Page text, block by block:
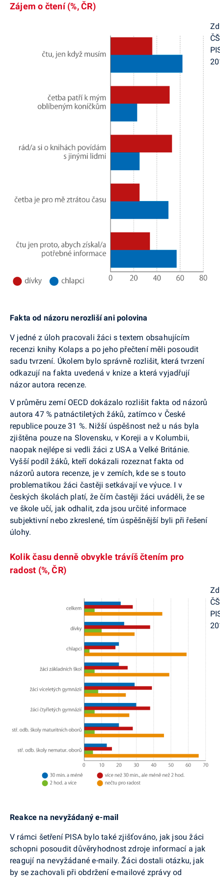
Zájem o čtení (%, ČR)
Fakta od názoru nerozliší ani polovina
V jedné z úloh pracovali žáci s textem obsahujícím
recenzi knihy Kolaps a po jeho přečtení měli posoudit
sadu tvrzení. Úkolem bylo správně rozlišit, která tvrzení
odkazují na fakta uvedená v knize a která vyjadřují
názor autora recenze.
V průměru zemí OECD dokázalo rozlišit fakta od názorů
autora 47 % patnáctiletých žáků, zatímco v České
republice pouze 31 %. Nižší úspěšnost než u nás byla
zjištěna pouze na Slovensku, v Koreji a v Kolumbii,
naopak nejlépe si vedli žáci z USA a Velké Británie.
Vyšší podíl žáků, kteří dokázali rozeznat fakta od
názorů autora recenze, je v zemích, kde se s touto
problematikou žáci častěji setkávají ve výuce. I v
českých školách platí, že čím častěji žáci uváděli, že se
ve škole učí, jak odhalit, zda jsou určité informace
subjektivní nebo zkreslené, tím úspěšnější byli při řešení
úlohy.
Kolik času denně obvykle trávíš čtením pro
radost (%, ČR)
Reakce na nevyžádaný e-mail
V rámci šetření PISA bylo také zjišťováno, jak jsou žáci
schopni posoudit důvěryhodnost zdroje informací a jak
reagují na nevyžádané e-maily. Žáci dostali otázku, jak
by se zachovali při obdržení e-mailové zprávy od